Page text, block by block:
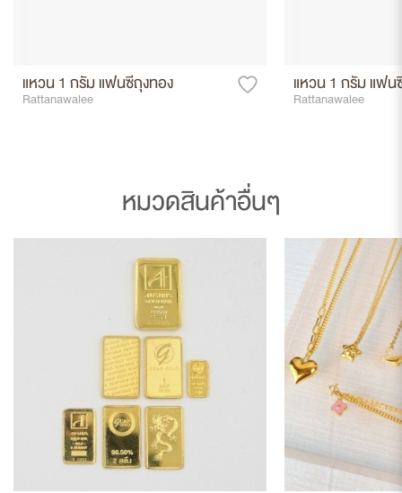
แหวน 1 กรัม แฟนซีถุงทอง
Rattanawalee
แหวน 1 กรัม แฟน
Rattanawalee
หมวดสินค้าอื่นๆ